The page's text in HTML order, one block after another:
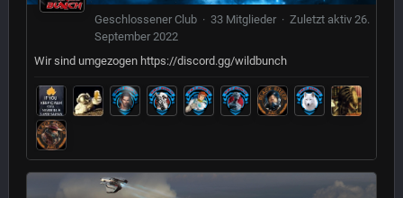
Geschlossener Club · 33 Mitglieder · Zuletzt aktiv 26.
September 2022
Wir sind umgezogen https://discord.gg/wildbunch